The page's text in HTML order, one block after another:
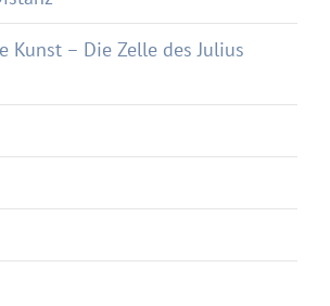
Kunst – Die Zelle des Julius